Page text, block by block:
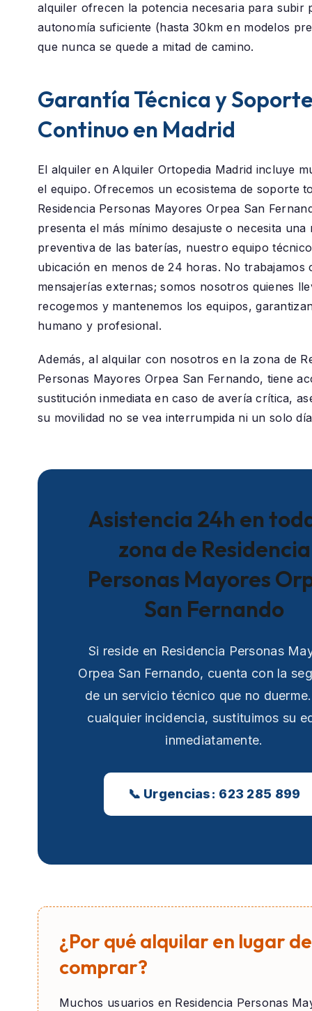
alquiler ofrecen la potencia necesaria para subir
autonomía suficiente (hasta 30km en modelos
que nunca se quede a mitad de camino.
Garantía Técnica y
Continuo en Madrid
El alquiler en Alquiler Ortopedia Madrid incluye
el equipo. Ofrecemos un ecosistema de soporte
Residencia Personas Mayores Orpea San
presenta el más mínimo desajuste o necesita una
preventiva de las baterías, nuestro equipo
ubicación en menos de 24 horas. No trabajamos
mensajerías externas; somos nosotros quienes
recogemos y mantenemos los equipos,
humano y profesional.
Además, al alquilar con nosotros en la zona de
Personas Mayores Orpea San Fernando, tiene
sustitución inmediata en caso de avería crítica,
su movilidad no se vea interrumpida ni un solo
Asistencia 24h en
zona de Residencia
Personas Mayores
San Fernando
Si reside en Residencia Personas
Orpea San Fernando, cuenta con la
de un servicio técnico que no
cualquier incidencia, sustituimos su
inmediatamente.
📞 Urgencias: 623 285 899
¿Por qué alquilar en lugar de
comprar?
Muchos usuarios en Residencia Personas